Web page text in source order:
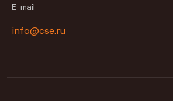
E-mail
info@cse.ru